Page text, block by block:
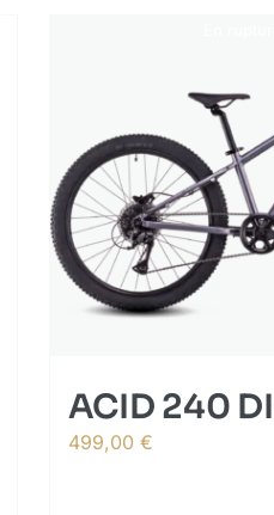
ACID 240
499,00 €